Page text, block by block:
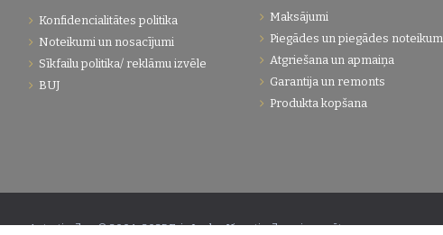
Konfidencialitātes politika
Noteikumi un nosacījumi
Sīkfailu politika/ reklāmu izvēle
BUJ
Maksājumi
Piegādes un piegādes
Atgriešana un apmaiņa
Garantija un remonts
Produkta kopšana
Autortiesības © 2004-2025 Eric Lasko. Visas tiesības aizsargātas.